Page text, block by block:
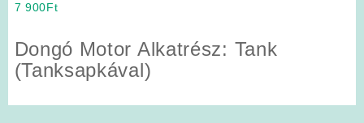
7 900Ft
Dongó Motor Alkatrész: Tank
(Tanksapkával)